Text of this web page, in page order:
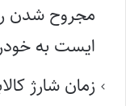
مجروح شدن
ایست به
زمان شارژ